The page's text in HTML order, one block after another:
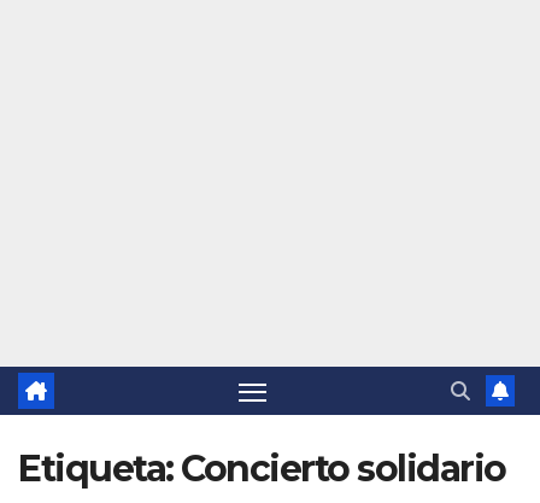
Etiqueta:Concierto solidario